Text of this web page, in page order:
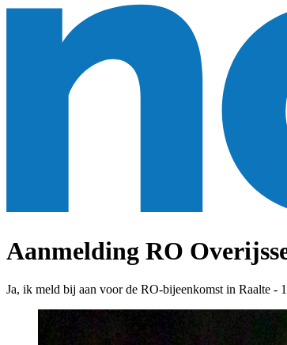
Aanmelding RO
Ja, ik meld bij aan voor de RO-bijeenkomst in Raalte -